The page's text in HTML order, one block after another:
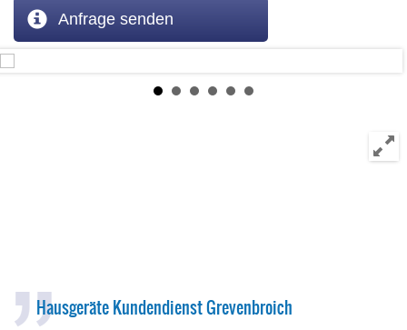
Anfrage senden
Hausgeräte Kundendienst Grevenbroich